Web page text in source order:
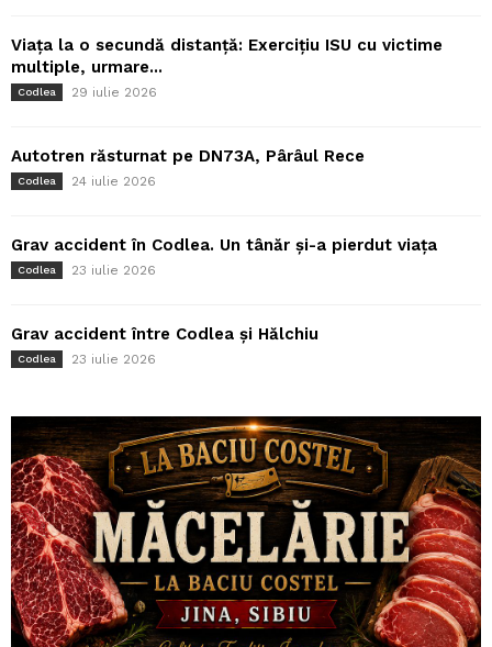
Viața la o secundă distanță: Exercițiu ISU cu victime
multiple, urmare...
Codlea 29 iulie 2026
Autotren răsturnat pe DN73A, Pârâul Rece
Codlea 24 iulie 2026
Grav accident în Codlea. Un tânăr și-a pierdut viața
Codlea 23 iulie 2026
Grav accident între Codlea și Hălchiu
Codlea 23 iulie 2026